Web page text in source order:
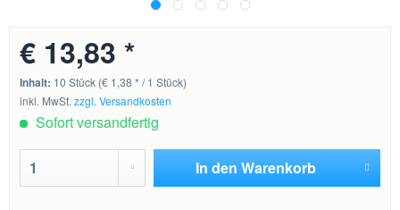
€ 13,83 *
Inhalt: 10 Stück (€ 1,38 * / 1 Stück)
inkl. MwSt.zzgl. Versandkosten
Sofort versandfertig
In den Warenkorb